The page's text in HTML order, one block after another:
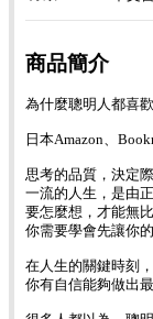
商品簡介
為什麼聰明人都喜
日本Amazon、
思考的品質，決定
一流的人生，是由
要怎麼想，才能無
你需要學會先讓你
在人生的關鍵時刻，
你有自信能夠做出